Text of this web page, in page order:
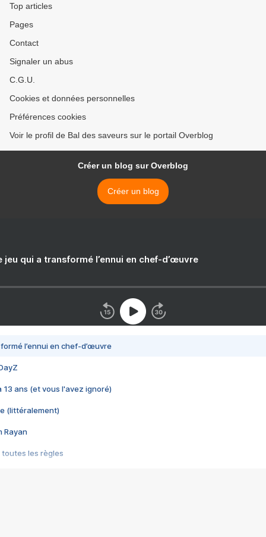
Top articles
Pages
Contact
Signaler un abus
C.G.U.
Cookies et données personnelles
Préférences cookies
Voir le profil de Bal des saveurs sur le portail Overblog
Créer un blog sur Overblog
Créer un blog
jeu qui a transformé l’ennui en chef-d’œuvre
l’ennui en chef-d’œuvre
13 ans (et vous l'avez ignoré)
(littéralement)
Rayan
toutes les règles